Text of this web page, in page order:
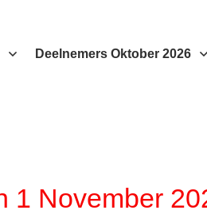
Deelnemers Oktober 2026
1 November